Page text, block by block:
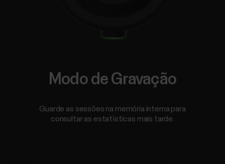
Modo de Gravação
Guarde as sessões na memória interna para
consultar as estatísticas mais tarde.